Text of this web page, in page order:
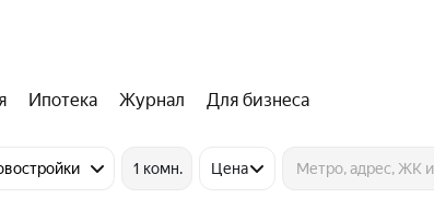
Ипотека Журнал Для бизнеса
1 комн. Цена